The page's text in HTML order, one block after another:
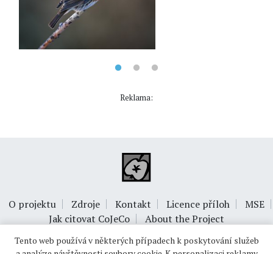
Reklama:
O projektu Zdroje Kontakt Licence příloh
MSE
Jak citovat CoJeCo
About the Project
Tento web používá v některých případech k poskytování služeb